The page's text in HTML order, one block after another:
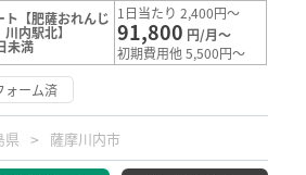
ト【肥薩おれんじ
内駅北】
未満
1日当たり 2,400円～
91,800 円/月～
初期費用他 5,500円～
ォーム済
県 薩摩川内市